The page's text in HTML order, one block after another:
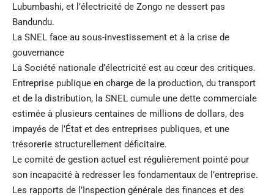
Lubumbashi, et l’électricité de Zongo ne dessert pas
Bandundu.
La SNEL face au sous-investissement et à la crise de
gouvernance
La Société nationale d’électricité est au cœur des critiques.
Entreprise publique en charge de la production, du transport
et de la distribution, la SNEL cumule une dette commerciale
estimée à plusieurs centaines de millions de dollars, des
impayés de l’État et des entreprises publiques, et une
trésorerie structurellement déficitaire.
Le comité de gestion actuel est régulièrement pointé pour
son incapacité à redresser les fondamentaux de l’entreprise.
Les rapports de l’Inspection générale des finances et des